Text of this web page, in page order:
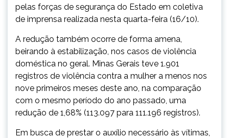
pelas forças de segurança do Estado em coletiva
de imprensa realizada nesta quarta-feira (16/10).
A redução também ocorre de forma amena,
beirando à estabilização, nos casos de violência
doméstica no geral. Minas Gerais teve 1.901
registros de violência contra a mulher a menos nos
nove primeiros meses deste ano, na comparação
com o mesmo período do ano passado, uma
redução de 1,68% (113.097 para 111.196 registros).
Em busca de prestar o auxílio necessário às vítimas,